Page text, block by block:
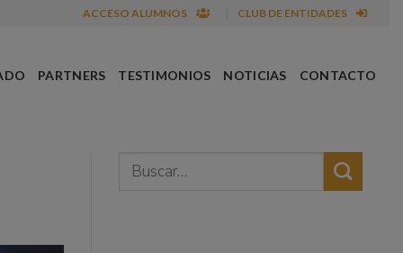
ACCESO ALUMNOS CLUB DE ENTIDADES
PARTNERS TESTIMONIOS NOTICIAS CONTACTO